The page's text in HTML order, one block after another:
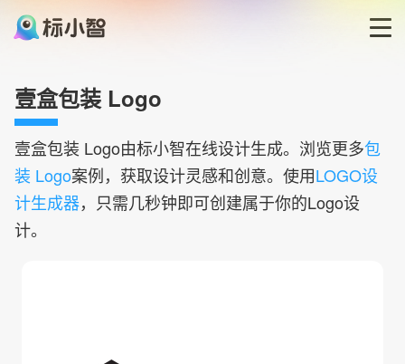
LOGO生成器
LOGO模板
壹盒包装 Logo
壹盒包装 Logo由标小智在线设计生成。浏览更多包
装 Logo案例，获取设计灵感和创意。使用LOGO设
计生成器，只需几秒钟即可创建属于你的Logo设
计。